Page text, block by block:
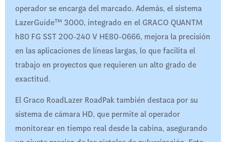
operador se encarga del marcado. Además, el sistema
LazerGuide™ 3000, integrado en el GRACO QUANTM
h80 FG SST 200-240 V HE80-0666, mejora la precisión
en las aplicaciones de líneas largas, lo que facilita el
trabajo en proyectos que requieren un alto grado de
exactitud.
El Graco RoadLazer RoadPak también destaca por su
sistema de cámara HD, que permite al operador
monitorear en tiempo real desde la cabina, asegurando